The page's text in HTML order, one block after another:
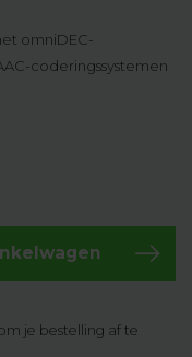
omniDEC-
coderingssystemen
je bestelling af te